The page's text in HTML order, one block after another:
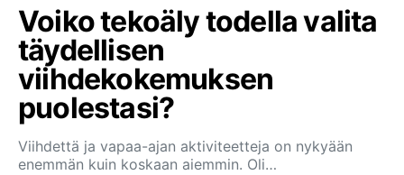
Voiko tekoäly todella valita
täydellisen
viihdekokemuksen
puolestasi?
Viihdettä ja vapaa-ajan aktiviteetteja on nykyään
enemmän kuin koskaan aiemmin. Oli…